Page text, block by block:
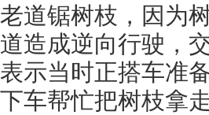
老道锯树枝，因为
道造成逆向行驶，
表示当时正搭车准
下车帮忙把树枝拿